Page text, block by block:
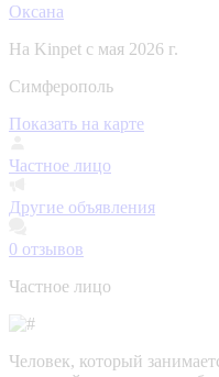
Оксана
На Kinpet c мая 2026 г.
Симферополь
Показать на карте
Частное лицо
Другие объявления
0 отзывов
Частное лицо
Человек, который